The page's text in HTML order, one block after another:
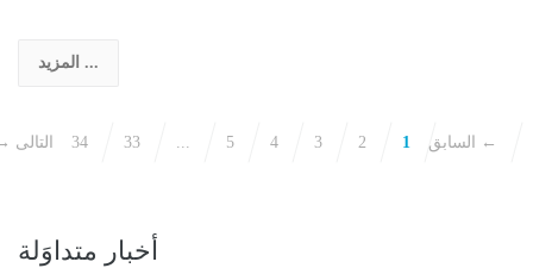
المزيد ...
→ السابق 1
2
3
4
5
...
33
34 التالى ←
أخبار متداوَلة